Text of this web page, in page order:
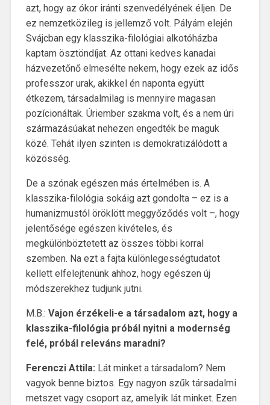
azt, hogy az ókor iránti szenvedélyének éljen. De
ez nemzetközileg is jellemző volt. Pályám elején
Svájcban egy klasszika-filológiai alkotóházba
kaptam ösztöndíjat. Az ottani kedves kanadai
házvezetőnő elmesélte nekem, hogy ezek az idős
professzor urak, akikkel én naponta együtt
étkezem, társadalmilag is mennyire magasan
pozícionáltak. Úriember szakma volt, és a nem úri
származásúakat nehezen engedték be maguk
közé. Tehát ilyen szinten is demokratizálódott a
közösség.
De a szónak egészen más értelmében is. A
klasszika-filológia sokáig azt gondolta – ez is a
humanizmustól öröklött meggyőződés volt –, hogy
jelentősége egészen kivételes, és
megkülönböztetett az összes többi korral
szemben. Na ezt a fajta különlegességtudatot
kellett elfelejtenünk ahhoz, hogy egészen új
módszerekhez tudjunk jutni.
M.B.: Vajon érzékeli-e a társadalom azt, hogy a
klasszika-filológia próbál nyitni a modernség
felé, próbál releváns maradni?
Ferenczi Attila: Lát minket a társadalom? Nem
vagyok benne biztos. Egy nagyon szűk társadalmi
metszet vagy csoport az, amelyik lát minket. Ezen